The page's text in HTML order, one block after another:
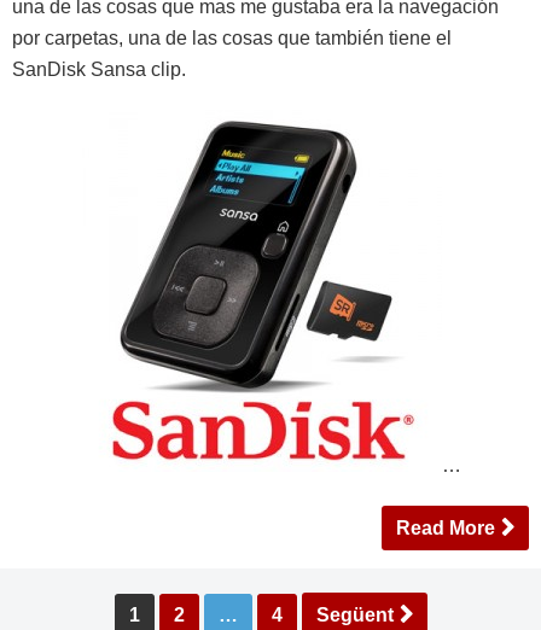
una de las cosas que mas me gustaba era la navegación
por carpetas, una de las cosas que también tiene el
SanDisk Sansa clip.
…
Read More
Paginació
1 2 … 4 Següent